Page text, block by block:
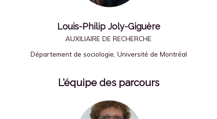
Louis-Philip Joly-Giguère
AUXILIAIRE DE RECHERCHE
Département de sociologie, Université de Montréal
L’équipe des parcours